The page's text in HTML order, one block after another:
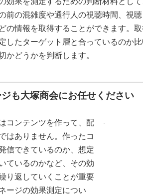
前の混雑度や通行人の視聴時間、視聴
の情報を取得することができます。
したターゲット層と合っているのか比
かどうかを判断します。
も大塚商会にお任せください
コンテンツを作って、配
はありません。作ったコ
信できているのか、想定
ているのかなど、その効
り返していくことが重要
ージの効果測定につい